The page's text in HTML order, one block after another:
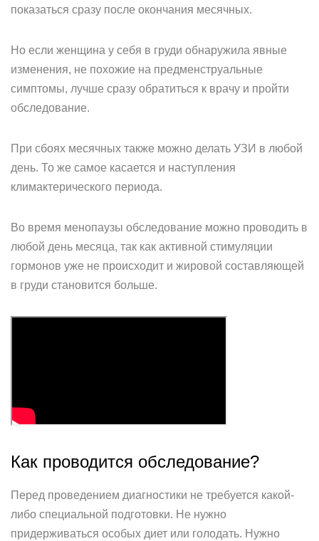
показаться сразу после окончания месячных.
Но если женщина у себя в груди обнаружила явные
изменения, не похожие на предменструальные
симптомы, лучше сразу обратиться к врачу и пройти
обследование.
При сбоях месячных также можно делать УЗИ в любой
день. То же самое касается и наступления
климактерического периода.
Во время менопаузы обследование можно проводить в
любой день месяца, так как активной стимуляции
гормонов уже не происходит и жировой составляющей
в груди становится больше.
Как проводится обследование?
Перед проведением диагностики не требуется какой-
либо специальной подготовки. Не нужно
придерживаться особых диет или голодать. Нужно